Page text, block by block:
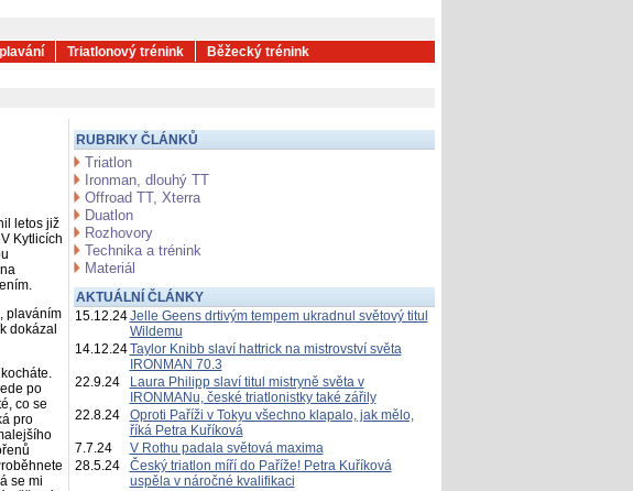
Triatlonový trénink Běžecký trénink
letos již
Kytlicích
plaváním
dokázal
po
co se
pro
se mi
RUBRIKY ČLÁNKŮ
Triatlon
Ironman, dlouhý TT
Offroad TT, Xterra
Duatlon
Rozhovory
Technika a trénink
Materiál
AKTUÁLNÍ ČLÁNKY
15.12.24Jelle Geens drtivým tempem ukradnul světový titul
Wildemu
14.12.24Taylor Knibb slaví hattrick na mistrovství světa
IRONMAN 70.3
22.9.24
Laura Philipp slaví titul mistryně světa v
IRONMANu, české triatlonistky také zářily
22.8.24
Oproti Paříži v Tokyu všechno klapalo, jak mělo,
říká Petra Kuříková
7.7.24
V Rothu padala světová maxima
28.5.24
Český triatlon míří do Paříže! Petra Kuříková
uspěla v náročné kvalifikaci